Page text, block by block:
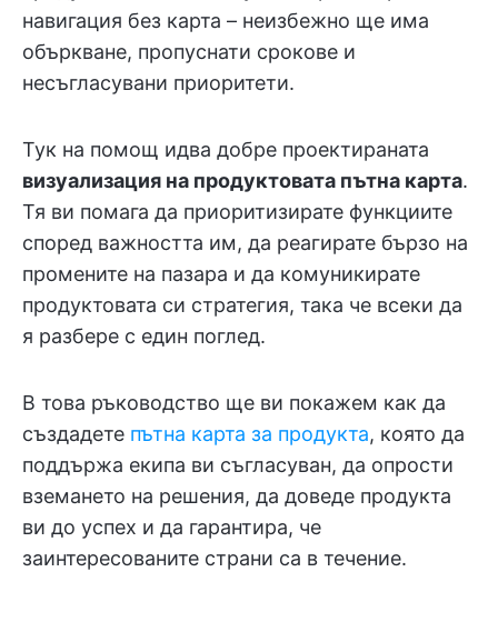
навигация без карта – неизбежно ще има
объркване, пропуснати срокове и
несъгласувани приоритети.
Тук на помощ идва добре проектираната
визуализация на продуктовата пътна карта.
Тя ви помага да приоритизирате функциите
според важността им, да реагирате бързо на
промените на пазара и да комуникирате
продуктовата си стратегия, така че всеки да
я разбере с един поглед.
В това ръководство ще ви покажем как да
създадете пътна карта за продукта, която да
поддържа екипа ви съгласуван, да опрости
вземането на решения, да доведе продукта
ви до успех и да гарантира, че
заинтересованите страни са в течение.